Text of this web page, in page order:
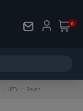
0
IPTV Revez